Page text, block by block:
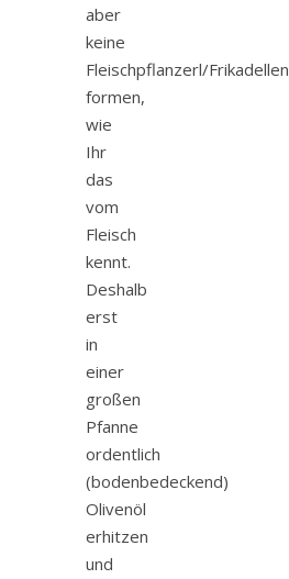
aber
keine
Fleischpflanzerl/Frikadellen
formen,
wie
Ihr
das
vom
Fleisch
kennt.
Deshalb
erst
in
einer
großen
Pfanne
ordentlich
(bodenbedeckend)
Olivenöl
erhitzen
und